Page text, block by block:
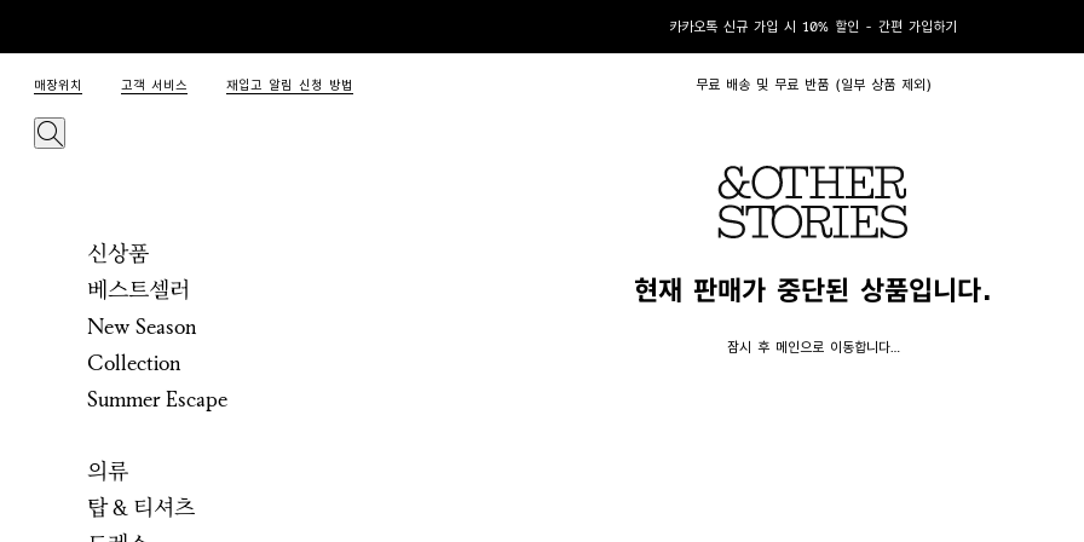
카카오톡 신규 가입 시 10% 할인 - 간편 가입하기
매장위치 고객 서비스 재입고 알림 신청 방법 무료 배송 및 무료 반품 (일부 상품 제외)
신상품
베스트셀러
New Season
Collection
Summer Escape
의류
탑 & 티셔츠
현재 판매가 중단된 상품입니다.
잠시 후 메인으로 이동합니다…